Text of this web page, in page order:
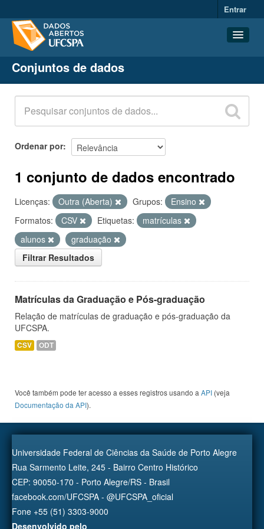
Entrar
Conjuntos de dados
Organizações
Grupos
Sobre
Conjuntos de dados
Ordenar por
1 conjunto de dados encontrado
Licenças: Outra (Aberta) Grupos:
Ensino
Formatos:
CSV Etiquetas:
matrículas
alunos
graduação
Filtrar Resultados
Matrículas da Graduação e Pós-graduação
Relação de matrículas de graduação e pós-graduação da
UFCSPA.
CSV ODT
Você também pode ter acesso a esses registros usando a API (veja
Documentação da API).
Universidade Federal de Ciências da Saúde de Porto Alegre
Rua Sarmento Leite, 245 - Bairro Centro Histórico
CEP: 90050-170 - Porto Alegre/RS - Brasil
facebook.com/UFCSPA - @UFCSPA_oficial
Fone +55 (51) 3303-9000
Desenvolvido pelo